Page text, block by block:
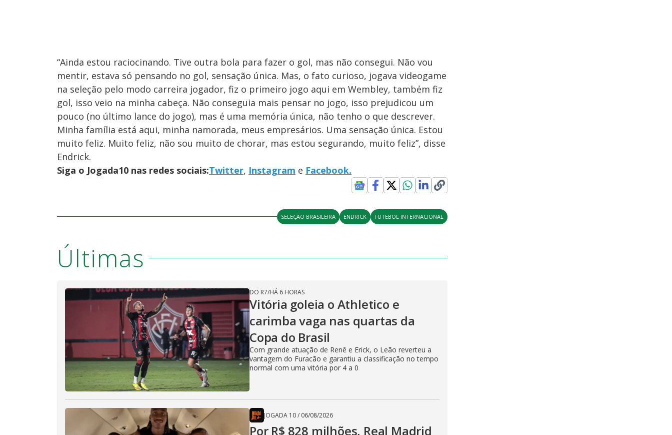
“Ainda estou raciocinando. Tive outra bola para fazer o gol, mas não consegui. Não vou
mentir, estava só pensando no gol, sensação única. Mas, o fato curioso, jogava videogame
na seleção pelo modo carreira jogador, fiz o primeiro jogo aqui em Wembley, também fiz
gol, isso veio na minha cabeça. Não conseguia mais pensar no jogo, isso prejudicou um
pouco (no último lance do jogo), mas é uma memória única, não tenho o que descrever.
Minha família está aqui, minha namorada, meus empresários. Uma sensação única. Estou
muito feliz. Muito feliz, não sou muito de chorar, mas estou segurando, muito feliz”, disse
Endrick.
Siga o Jogada10 nas redes sociais:Twitter, Instagram e Facebook.
SELEÇÃO BRASILEIRA ENDRICK FUTEBOL INTERNACIONAL
Últimas
DO R7/HÁ 6 HORAS
Vitória goleia o Athletico e
carimba vaga nas quartas da
Copa do Brasil
Com grande atuação de Renê e Erick, o Leão reverteu a
vantagem do Furacão e garantiu a classificação no tempo
normal com uma vitória por 4 a 0
JOGADA 10/ 06/08/2026
Por R$ 828 milhões, Real Madrid